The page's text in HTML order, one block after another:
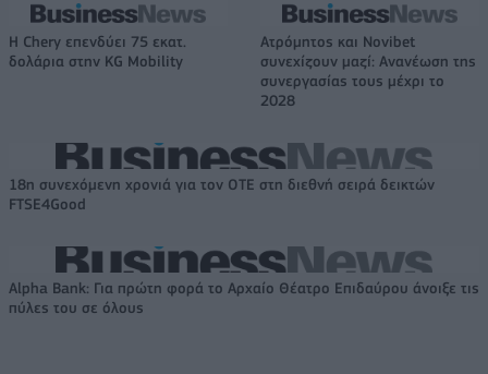
Η Chery επενδύει 75 εκατ.
δολάρια στην KG Mobility
Ατρόμητος και Novibet
συνεχίζουν μαζί: Ανανέωση της
συνεργασίας τους μέχρι το
2028
18η συνεχόμενη χρονιά για τον ΟΤΕ στη διεθνή σειρά δεικτών
FTSE4Good
Alpha Bank: Για πρώτη φορά το Αρχαίο Θέατρο Επιδαύρου άνοιξε τις
πύλες του σε όλους